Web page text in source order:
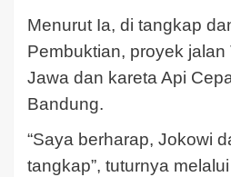
Menurut Ia, di tangkap
Pembuktian, proyek jalan
Jawa dan kareta Api
Bandung.
“Saya berharap, Jokowi
tangkap”, tuturnya